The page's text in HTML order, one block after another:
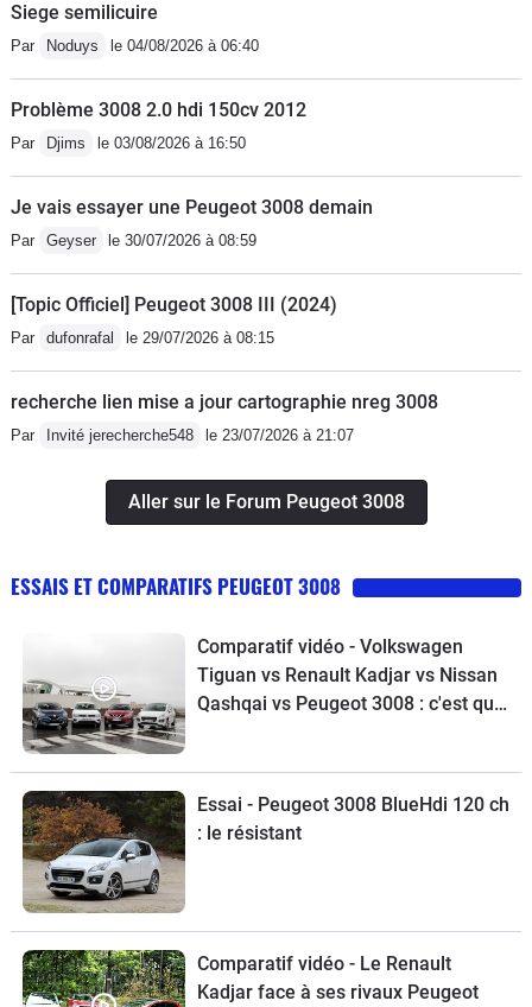
Siege semilicuire
Par Noduys le 04/08/2026 à 06:40
Problème 3008 2.0 hdi 150cv 2012
Par Djims le 03/08/2026 à 16:50
Je vais essayer une Peugeot 3008 demain
Par Geyser le 30/07/2026 à 08:59
[Topic Officiel] Peugeot 3008 III (2024)
Par dufonrafal le 29/07/2026 à 08:15
recherche lien mise a jour cartographie nreg 3008
Par Invité jerecherche548 le 23/07/2026 à 21:07
Aller sur le Forum Peugeot 3008
ESSAIS ET COMPARATIFS PEUGEOT 3008
Comparatif vidéo - Volkswagen
Tiguan vs Renault Kadjar vs Nissan
Qashqai vs Peugeot 3008 : c'est qui
Essai - Peugeot 3008 BlueHdi 120 ch
: le résistant
Comparatif vidéo - Le Renault
Kadjar face à ses rivaux Peugeot